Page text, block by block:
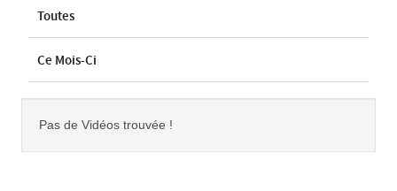
Toutes
Ce Mois-Ci
Pas de Vidéos trouvée !